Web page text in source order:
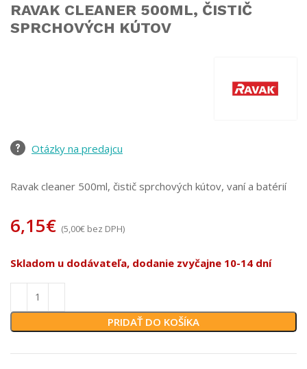
RAVAK CLEANER 500ML, ČISTIČ
SPRCHOVÝCH KÚTOV
Otázky na predajcu
Ravak cleaner 500ml, čistič sprchových kútov, vaní a batérií
6,15€ (5,00€ bez DPH)
Skladom u dodávateľa, dodanie zvyčajne 10-14 dní
PRIDAŤ DO KOŠÍKA